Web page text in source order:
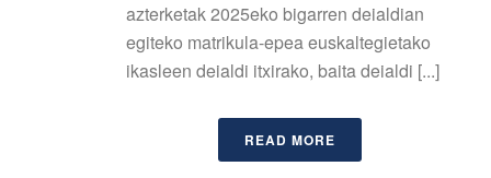
azterketak 2025eko bigarren deialdian
egiteko matrikula-epea euskaltegietako
ikasleen deialdi itxirako, baita deialdi [...]
READ MORE